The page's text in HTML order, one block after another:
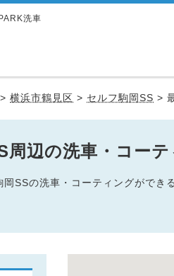
洗車
> 横浜市鶴見区 > セルフ駒岡SS >
周辺の洗車・コー
岡SSの洗車・コーティングがで